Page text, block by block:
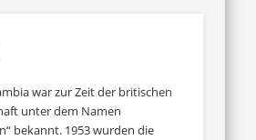
war zur Zeit der britischen
unter dem Namen
bekannt. 1953 wurden die